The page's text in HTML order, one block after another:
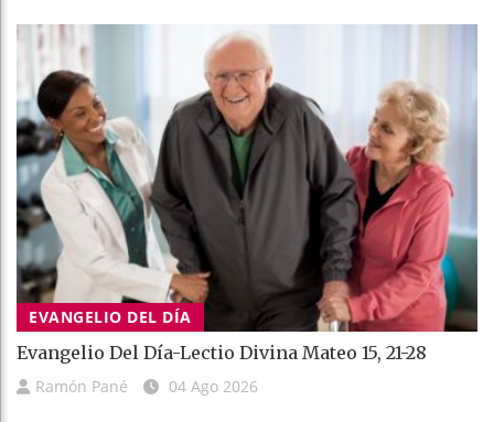
EVANGELIO DEL DÍA
Evangelio Del Día-Lectio Divina Mateo 15, 21-28
Ramón Pané 04 Ago 2026